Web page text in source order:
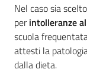
Nel caso sia
perintolleranze
scuola
attesti la
dalla dieta.